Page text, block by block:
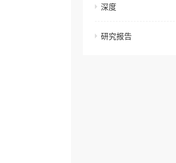
深度
研究报告